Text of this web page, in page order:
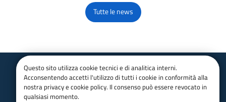
Tutte le news
Club Alpino Italiano
Sezione di Livorno
Questo sito utilizza cookie tecnici e di analitica interni.
Acconsentendo accetti l'utilizzo di tutti i cookie in conformità alla
nostra privacy e cookie policy. Il consenso può essere revocato in
qualsiasi momento.